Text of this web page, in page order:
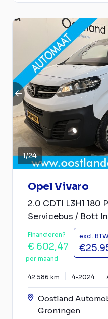
1/24
Opel Vivaro
2.0 CDTI L3H1 180
Servicebus / Bott
Financieren?
€ 602,47
per maand
excl. BTW
42.586 km 4-2024
Oostland
Groningen